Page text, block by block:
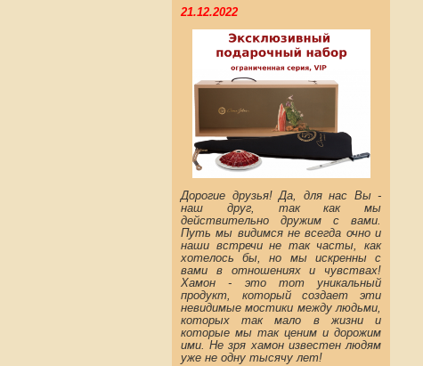
21.12.2022
Дорогие друзья! Да, для нас Вы -
наш друг, так как мы
действительно дружим с вами.
Путь мы видимся не всегда очно и
наши встречи не так часты, как
хотелось бы, но мы искренны с
вами в отношениях и чувствах!
Хамон - это тот уникальный
продукт, который создает эти
невидимые мостики между людьми,
которых так мало в жизни и
которые мы так ценим и дорожим
ими. Не зря хамон известен людям
уже не одну тысячу лет!